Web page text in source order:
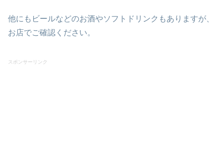
他にもビールなどのお酒やソフトドリンクもありますが、
お店でご確認ください。
スポンサーリンク